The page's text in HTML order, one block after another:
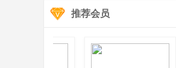
推荐会员